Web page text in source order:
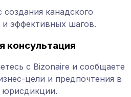
канадского
и эффективных шагов.
консультация
с Bizonaire и сообщаете
цели и предпочтения в